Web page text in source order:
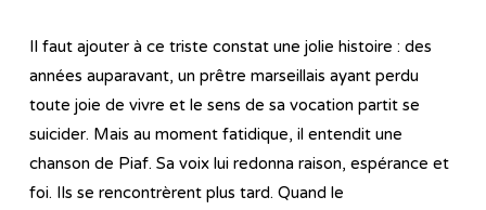
Il faut ajouter à ce triste constat une jolie histoire : des
années auparavant, un prêtre marseillais ayant perdu
toute joie de vivre et le sens de sa vocation partit se
suicider. Mais au moment fatidique, il entendit une
chanson de Piaf. Sa voix lui redonna raison, espérance et
foi. Ils se rencontrèrent plus tard. Quand le